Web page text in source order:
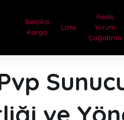
Belçika
Kargo
Liste
Reels
Yorum
Çoğaltma
ve